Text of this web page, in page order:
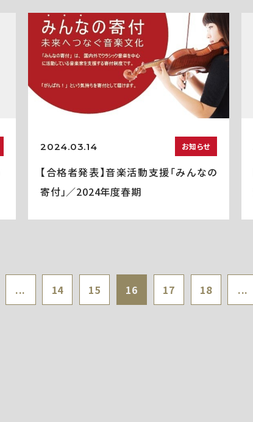
2024.03.14 お知らせ
【合格者発表】音楽活動支援「みんなの
寄付」／2024年度春期
... 14 15 16 17 18 ...